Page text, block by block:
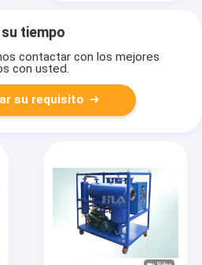
tiempo
contactar con los mejores
con usted.
su requisito